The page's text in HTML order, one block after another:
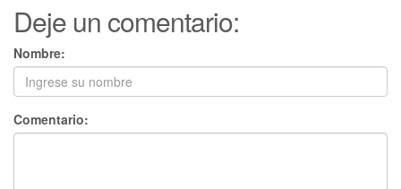
Deje un comentario:
Nombre:
Comentario: